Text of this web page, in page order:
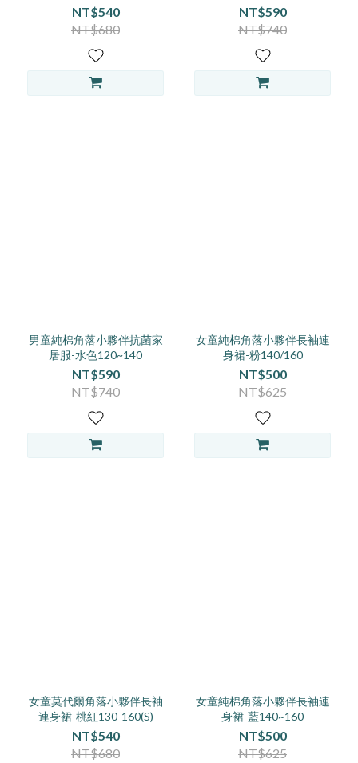
NT$540
NT$680
NT$590
NT$740
男童純棉角落小夥伴抗菌家
居服-水色120~140
NT$590
NT$740
女童純棉角落小夥伴長袖連
身裙-粉140/160
NT$500
NT$625
女童莫代爾角落小夥伴長袖
連身裙-桃紅130-160(S)
NT$540
NT$680
女童純棉角落小夥伴長袖連
身裙-藍140~160
NT$500
NT$625